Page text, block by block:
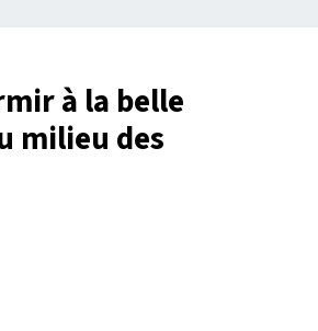
à la belle
milieu des